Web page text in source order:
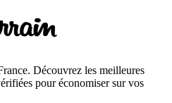
Découvrez les meilleures
pour économiser sur vos